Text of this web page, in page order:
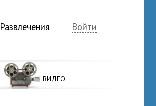
Развлечения Войти
ВИДЕО